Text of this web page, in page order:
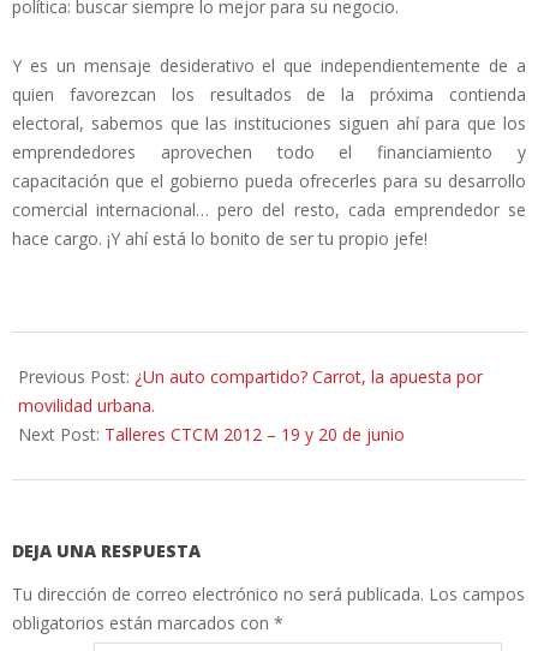
política: buscar siempre lo mejor para su negocio.
Y es un mensaje desiderativo el que independientemente de a
quien favorezcan los resultados de la próxima contienda
electoral, sabemos que las instituciones siguen ahí para que los
emprendedores aprovechen todo el financiamiento y
capacitación que el gobierno pueda ofrecerles para su desarrollo
comercial internacional… pero del resto, cada emprendedor se
hace cargo. ¡Y ahí está lo bonito de ser tu propio jefe!
06-
18
Previous Post: ¿Un auto compartido? Carrot, la apuesta por
movilidad urbana.
Next Post: Talleres CTCM 2012 – 19 y 20 de junio
DEJA UNA RESPUESTA
Tu dirección de correo electrónico no será publicada. Los campos
obligatorios están marcados con *